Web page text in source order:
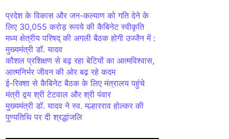
प्रदेश के विकास और जन-कल्याण को गति देने के
लिए 30,055 करोड़ रूपये की कैबिनेट स्वीकृति
मध्य क्षेत्रीय परिषद् की अगली बैठक होगी उज्जैन में :
मुख्यमंत्री डॉ. यादव
कौशल प्रशिक्षण से बढ़ रहा बेटियों का आत्मविश्वास,
आत्मनिर्भर जीवन की ओर बढ़ रहे कदम
ई-रिक्शा से कैबिनेट बैठक के लिए मंत्रालय पहुंचे
मंत्री द्वय श्री टेटवाल और श्री पंवार
मुख्यमंत्री डॉ. यादव ने स्व. मल्हारराव होल्कर की
पुण्यतिथि पर दी श्रद्धांजलि